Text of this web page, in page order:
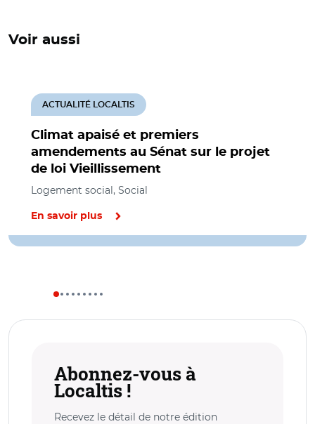
Voir aussi
Climat apaisé et premiers
amendements au Sénat sur le projet
de loi Vieillissement
ACTUALITÉ LOCALTIS
Logement social, Social
En savoir plus
Abonnez-vous à
Localtis !
Recevez le détail de notre édition